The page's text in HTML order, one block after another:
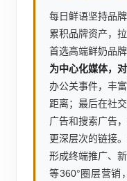
每日鲜语坚持品
累积品牌资产，
首选高端鲜奶品
为中心化媒体，
办公关事件，丰
距离；最后在社
广告和搜索广告
更深层次的链接
形成终端推广、
等360°圈层营销